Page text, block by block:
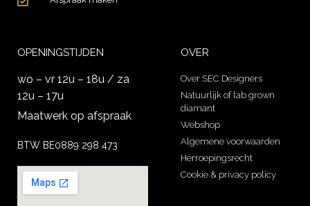
OPENINGSTIJDEN
wo – vr 12u – 18u / za
12u – 17u
Maatwerk op afspraak
BTW BE0889 298 473
OVER
Over SEC Designers
Natuurlijk of lab grown
diamant
Webshop
Algemene voorwaarden
Herroepingsrecht
Cookie & privacy policy